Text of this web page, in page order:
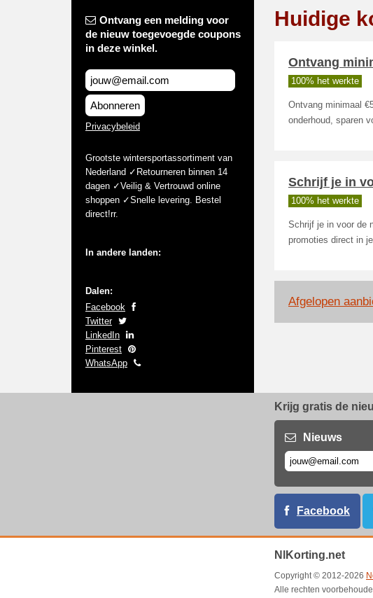
Ontvang een melding voor
de nieuw toegevoegde coupons
in deze winkel.
Abonneren
Privacybeleid
Grootste wintersportassortiment van
Nederland ✓Retourneren binnen 14
dagen ✓Veilig & Vertrouwd online
shoppen ✓Snelle levering. Bestel
direct!rr.
In andere landen:
Dalen:
Facebook
Twitter
LinkedIn
Pinterest
WhatsApp
Huidige
Ontvang
100% het werkte
Ontvang minimaal
onderhoud, sparen
Schrijf je in
100% het werkte
Schrijf je in voor de
promoties direct in
Afgelopen
Krijg gratis de
Nieuws
Facebook
NlKorting.net
Copyright © 2012-2026
Alle rechten